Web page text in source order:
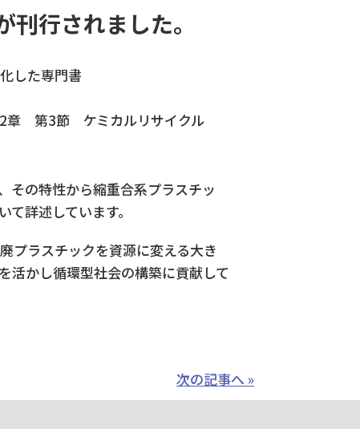
行されました。
した専門書
2章 第3節 ケミカルリサイクル
その特性から縮重合系プラスチッ
詳述しています。
プラスチックを資源に変える大き
活かし循環型社会の構築に貢献して
次の記事へ »